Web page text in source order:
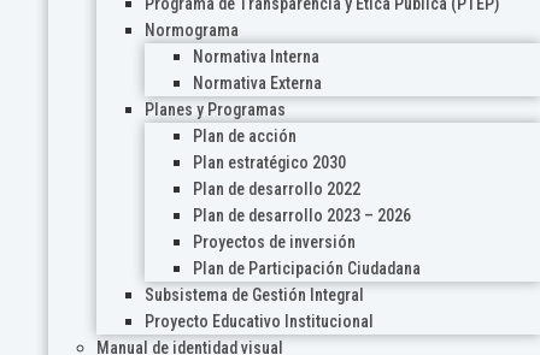
Programa de Transparencia y Ética Pública (PTEP)
Normograma
Normativa Interna
Normativa Externa
Planes y Programas
Plan de acción
Plan estratégico 2030
Plan de desarrollo 2022
Plan de desarrollo 2023 – 2026
Proyectos de inversión
Plan de Participación Ciudadana
Subsistema de Gestión Integral
Proyecto Educativo Institucional
Manual de identidad visual